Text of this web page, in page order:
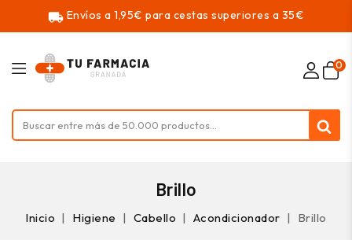
local_shipping Envíos a 1,95€ para cestas superiores a 35€
0
Brillo
Inicio Higiene Cabello Acondicionador Brillo